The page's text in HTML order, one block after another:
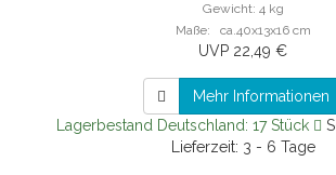
Gewicht: 4 kg
Maße: ca.40x13x16 cm
UVP 22,49 €
Mehr Informationen
Lagerbestand Deutschland: 17 Stück
Lieferzeit: 3 - 6 Tage